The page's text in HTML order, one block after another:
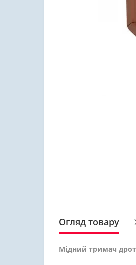
Огляд товару
Мідний тримач